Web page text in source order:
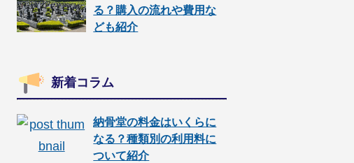
る？購入の流れや費用な
ども紹介
新着コラム
納骨堂の料金はいくらに
なる？種類別の利用料に
ついて紹介